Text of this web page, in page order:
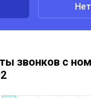
Нет
звонков с